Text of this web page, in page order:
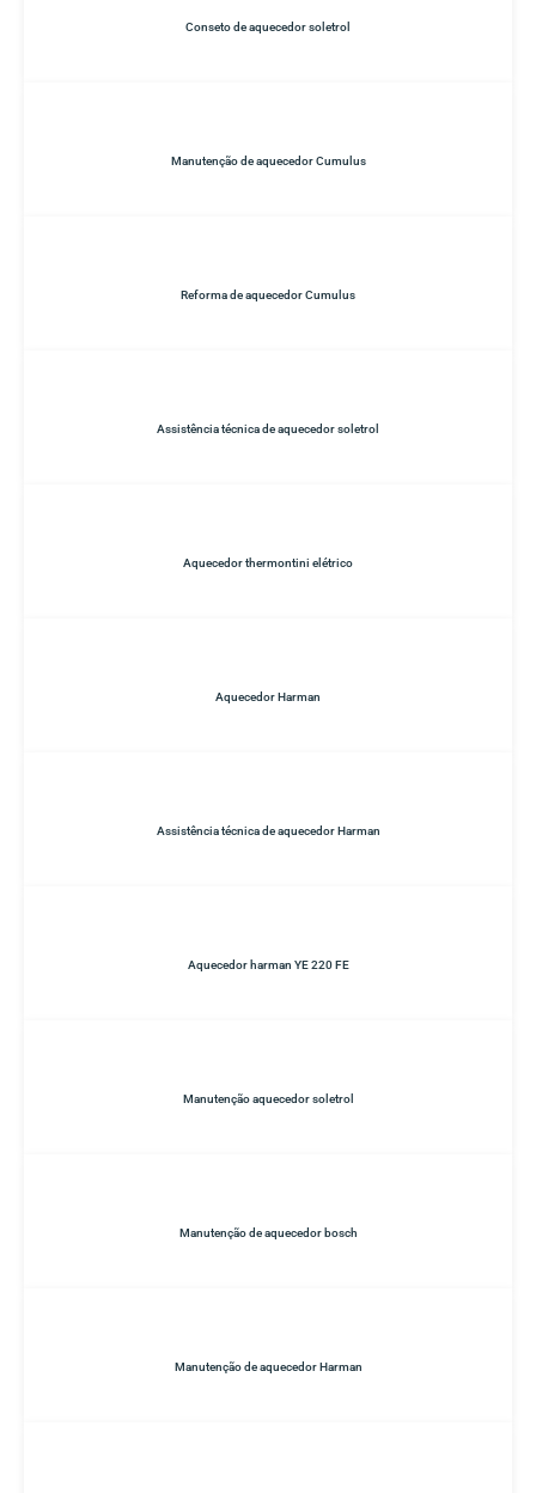
Conseto de aquecedor soletrol
Manutenção de aquecedor Cumulus
Reforma de aquecedor Cumulus
Assistência técnica de aquecedor soletrol
Aquecedor thermontini elétrico
Aquecedor Harman
Assistência técnica de aquecedor Harman
Aquecedor harman YE 220 FE
Manutenção aquecedor soletrol
Manutenção de aquecedor bosch
Manutenção de aquecedor Harman